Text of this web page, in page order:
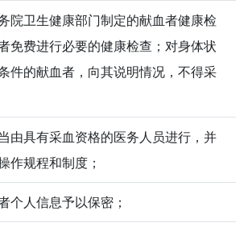
院卫生健康部门制定的献血者健康检
免费进行必要的健康检查；对身体状
件的献血者，向其说明情况，不得采
由具有采血资格的医务人员进行，并
作规程和制度；
个人信息予以保密；